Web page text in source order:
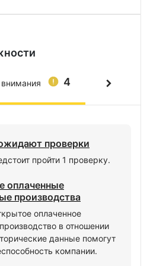
4
проверки
пройти 1 проверку.
оплаченные
производства
оплаченное
в отношении
данные помогут
компании.